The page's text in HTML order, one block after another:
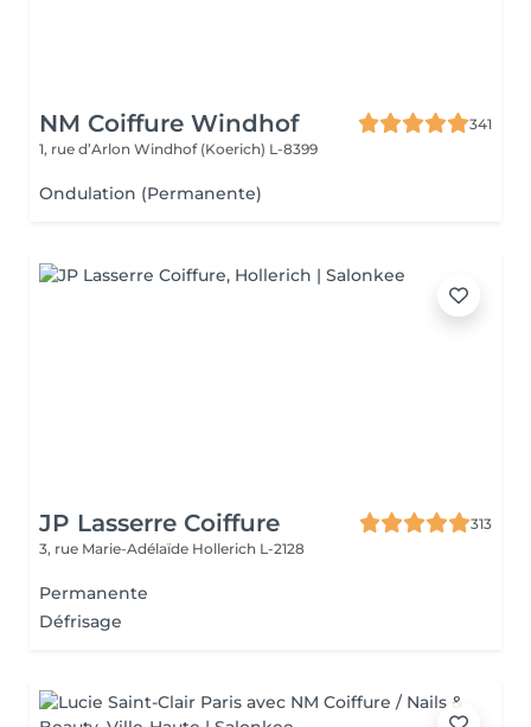
NM Coiffure Windhof
341
1, rue d’Arlon Windhof (Koerich) L-8399
Ondulation (Permanente)
JP Lasserre Coiffure
313
3, rue Marie-Adélaïde Hollerich L-2128
Permanente
Défrisage